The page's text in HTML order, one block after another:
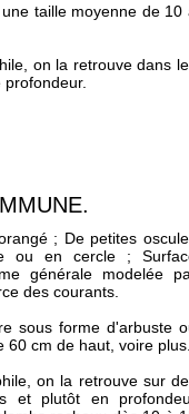
taille moyenne de 10
on la retrouve dans
; De petites
ou en cercle ;
générale modelée
des courants.
sous forme d'arbuste
cm de haut, voire plus.
on la retrouve sur
et plutôt en